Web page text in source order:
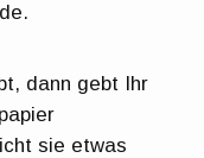
dann gebt Ihr
sie etwas